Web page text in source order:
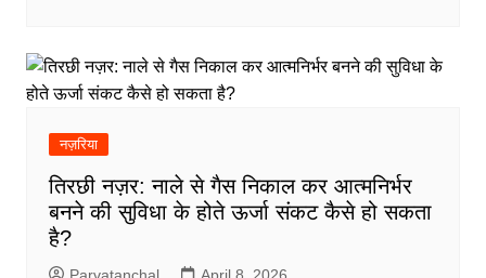
नज़रिया
तिरछी नज़र: नाले से गैस निकाल कर आत्मनिर्भर
बनने की सुविधा के होते ऊर्जा संकट कैसे हो सकता
है?